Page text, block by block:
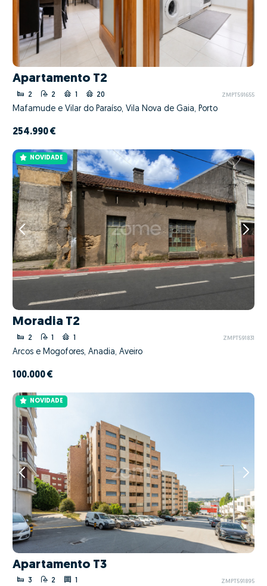
Apartamento T2
2 2 1 20 ZMPT591655
Mafamude e Vilar do Paraíso, Vila Nova de Gaia, Porto
254.990 €
NOVIDADE
Moradia T2
2 1 1 ZMPT591831
Arcos e Mogofores, Anadia, Aveiro
100.000 €
NOVIDADE
Apartamento T3
3 2 1 ZMPT591895